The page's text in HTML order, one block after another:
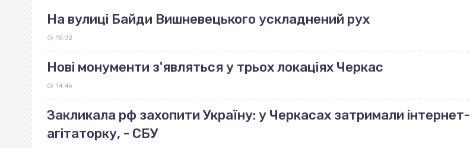
На вулиці Байди Вишневецького ускладнений рух
15:02
Нові монументи з'являться у трьох локаціях Черкас
14:46
Закликала рф захопити Україну: у Черкасах затримали інтернет-
агітаторку, - СБУ